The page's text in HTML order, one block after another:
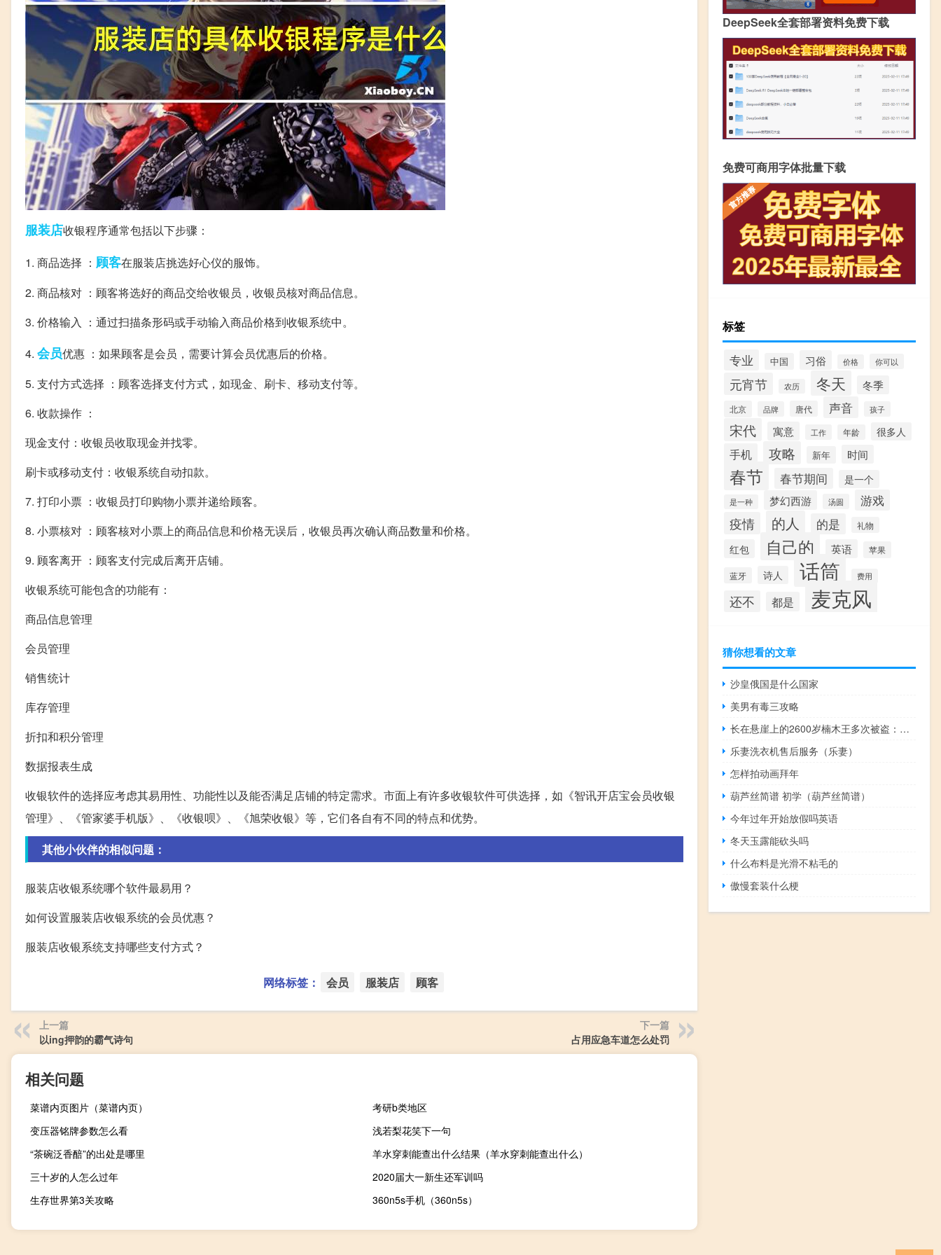
服装店收银程序通常包括以下步骤：
1. 商品选择 ： 顾客在服装店挑选好心仪的服饰。
2. 商品核对 ：顾客将选好的商品交给收银员，收银员核对商品信息。
3. 价格输入 ：通过扫描条形码或手动输入商品价格到收银系统中。
4. 会员优惠 ：如果顾客是会员，需要计算会员优惠后的价格。
5. 支付方式选择 ：顾客选择支付方式，如现金、刷卡、移动支付等。
6. 收款操作 ：
现金支付：收银员收取现金并找零。
刷卡或移动支付：收银系统自动扣款。
7. 打印小票 ：收银员打印购物小票并递给顾客。
8. 小票核对 ：顾客核对小票上的商品信息和价格无误后，收银员再次确认商品数量和价格。
9. 顾客离开 ：顾客支付完成后离开店铺。
收银系统可能包含的功能有：
商品信息管理
会员管理
销售统计
库存管理
折扣和积分管理
数据报表生成
收银软件的选择应考虑其易用性、功能性以及能否满足店铺的特定需求。市面上有许多收银软件可供选择，如《智讯开店宝会员收银
管理》、《管家婆手机版》、《收银呗》、《旭荣收银》等，它们各自有不同的特点和优势。
其他小伙伴的相似问题：
服装店收银系统哪个软件最易用？
如何设置服装店收银系统的会员优惠？
服装店收银系统支持哪些支付方式？
网络标签： 会员 服装店 顾客
上一篇
以ing押韵的霸气诗句
下一篇
占用应急车道怎么处罚
相关问题
菜谱内页图片（菜谱内页）
考研b类地区
变压器铭牌参数怎么看
浅若梨花笑下一句
“茶碗泛香醅”的出处是哪里
羊水穿刺能查出什么结果（羊水穿刺能查出什么）
三十岁的人怎么过年
2020届大一新生还军训吗
生存世界第3关攻略
360n5s手机（360n5s）
DeepSeek全套部署资料免费下载
免费可商用字体批量下载
标签
专业 中国 习俗 价格 你可以
元宵节 农历 冬天 冬季
北京 品牌 唐代 声音 孩子
宋代 寓意 工作 年龄 很多人
手机 攻略 新年 时间
春节 春节期间 是一个
是一种 梦幻西游 汤圆 游戏
疫情 的人 的是 礼物
红包 自己的 英语 苹果
蓝牙 诗人 话筒 费用
还不 都是 麦克风
猜你想看的文章
沙皇俄国是什么国家
美男有毒三攻略
长在悬崖上的2600岁楠木王多次被盗：为何如此值钱？
乐妻洗衣机售后服务（乐妻）
怎样拍动画拜年
葫芦丝简谱 初学（葫芦丝简谱）
今年过年开始放假吗英语
冬天玉露能砍头吗
什么布料是光滑不粘毛的
傲慢套装什么梗